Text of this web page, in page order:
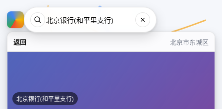
返回 北京市东城区
北京银行(和平里支行)